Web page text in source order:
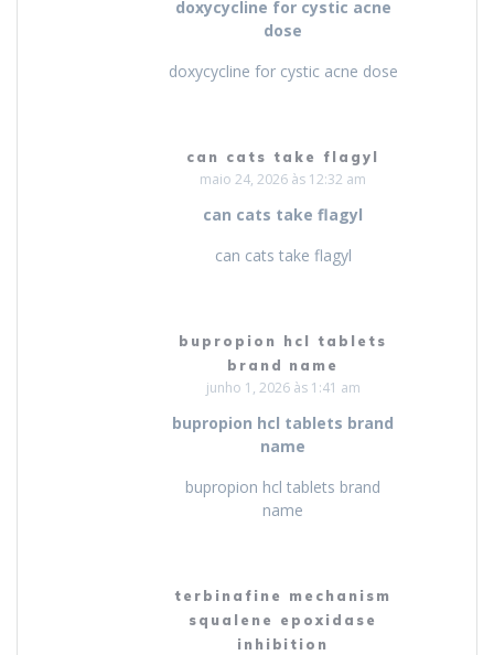
doxycycline for cystic acne
dose
doxycycline for cystic acne dose
can cats take flagyl
maio 24, 2026 às 12:32 am
can cats take flagyl
can cats take flagyl
bupropion hcl tablets
brand name
junho 1, 2026 às 1:41 am
bupropion hcl tablets brand
name
bupropion hcl tablets brand
name
terbinafine mechanism
squalene epoxidase
inhibition